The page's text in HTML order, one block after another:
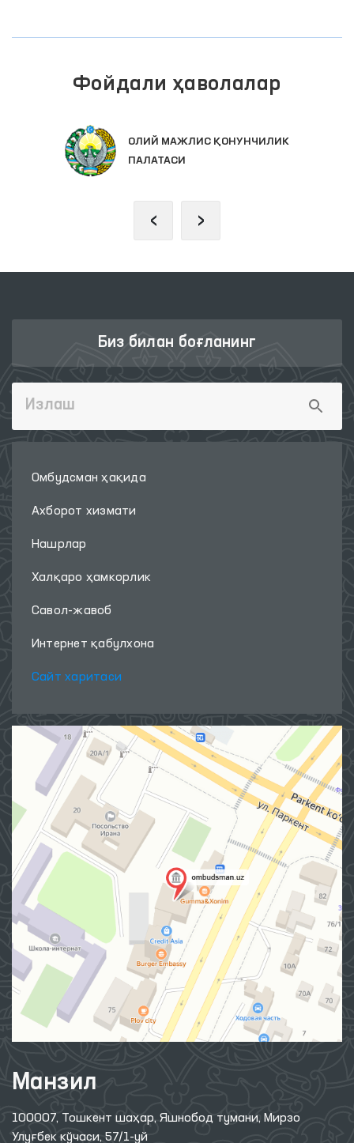
Фойдали ҳаволалар
ОЛИЙ МАЖЛИС ҚОНУНЧИЛИК
ПАЛАТАСИ
‹ ›
Биз билан боғланинг
Омбудсман ҳақида
Ахборот хизмати
Нашрлар
Халқаро ҳамкорлик
Савол-жавоб
Интернет қабулхона
Сайт харитаси
Манзил
100007, Тошкент шаҳар, Яшнобод тумани, Мирзо
Улуғбек кўчаси, 57/1-уй